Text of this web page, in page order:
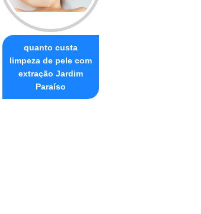
quanto custa
limpeza de pele com
extração Jardim
Paraíso